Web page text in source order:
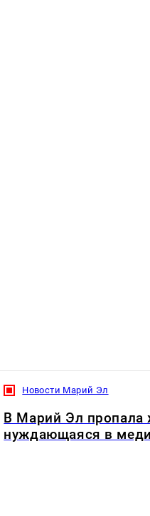
Новости Марий Эл
В Марий Эл пропала
нуждающаяся в